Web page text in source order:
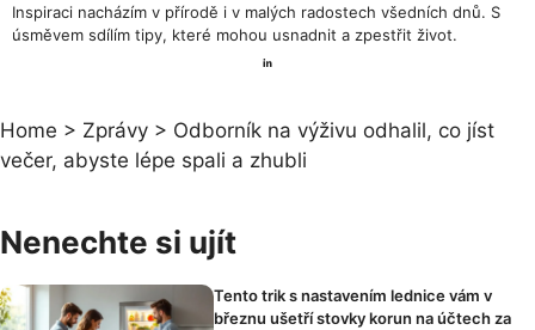
Inspiraci nacházím v přírodě i v malých radostech všedních dnů. S
úsměvem sdílím tipy, které mohou usnadnit a zpestřit život.
Home > Zprávy > Odborník na výživu odhalil, co jíst
večer, abyste lépe spali a zhubli
Nenechte si ujít
Tento trik s nastavením lednice vám v
březnu ušetří stovky korun na účtech za